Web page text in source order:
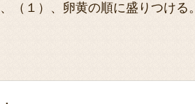
（１）、卵黄の順に盛りつける。